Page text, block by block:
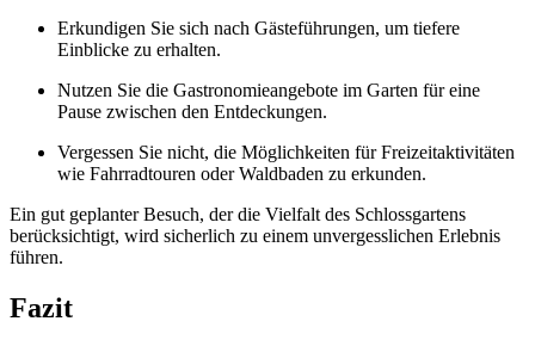
Erkundigen Sie sich nach Gästeführungen, um tiefere
Einblicke zu erhalten.
Nutzen Sie die Gastronomieangebote im Garten für eine
Pause zwischen den Entdeckungen.
Vergessen Sie nicht, die Möglichkeiten für Freizeitaktivitäten
wie Fahrradtouren oder Waldbaden zu erkunden.
Ein gut geplanter Besuch, der die Vielfalt des Schlossgartens
berücksichtigt, wird sicherlich zu einem unvergesslichen Erlebnis
führen.
Fazit